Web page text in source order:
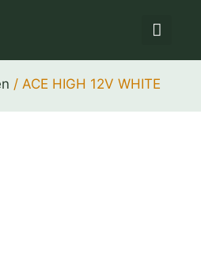
/ ACE HIGH 12V WHITE